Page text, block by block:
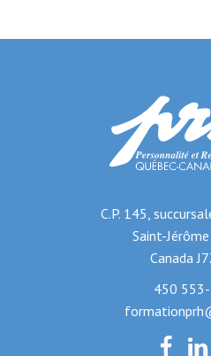
C.P. 145,
Saint-
Canada
450